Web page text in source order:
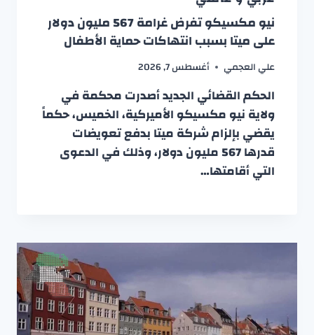
نيو مكسيكو تفرض غرامة 567 مليون دولار
على ميتا بسبب انتهاكات حماية الأطفال
علي العجمي أغسطس 7, 2026
الحكم القضائي الجديد أصدرت محكمة في
ولاية نيو مكسيكو الأميركية، الخميس، حكماً
يقضي بإلزام شركة ميتا بدفع تعويضات
قدرها 567 مليون دولار، وذلك في الدعوى
التي أقامتها…